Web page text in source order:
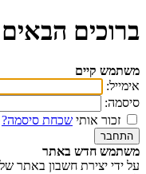
ברוכים
משתמש קיים
אימייל:
סיסמה:
זכור אותי שכחת סיסמה?
התחבר
משתמש חדש באתר
על ידי יצירת חשבון באתר